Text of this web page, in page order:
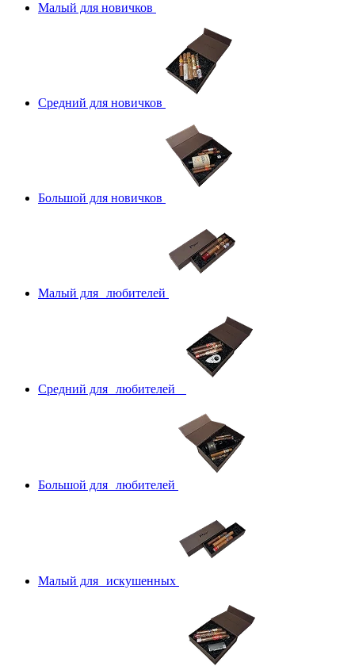
Малый для новичков
Средний для новичков
Большой для новичков
Малый для любителей
Средний для любителей
Большой для любителей
Малый для искушенных